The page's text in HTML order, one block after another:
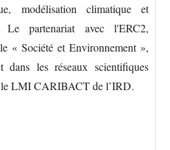
modélisation climatique et
Le partenariat avec l'ERC2,
« Société et Environnement »,
dans les réseaux scientifiques
le LMI CARIBACT de l’IRD.